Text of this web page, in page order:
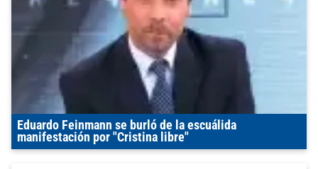
Eduardo Feinmann se burló de la escuálida
manifestación por "Cristina libre"